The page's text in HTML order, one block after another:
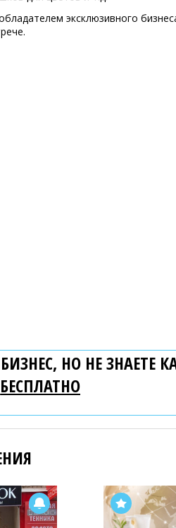
эксклюзивного
НО НЕ ЗНАЕТЕ
БЕСПЛАТНО